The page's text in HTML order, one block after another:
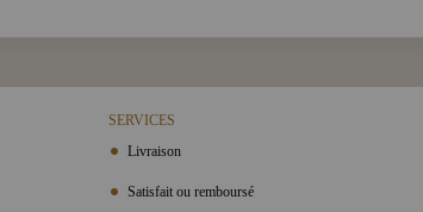
SERVICES
Livraison
Satisfait ou remboursé